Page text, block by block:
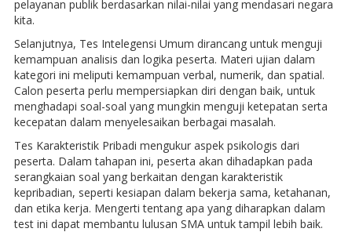
pelayanan publik berdasarkan nilai-nilai yang mendasari negara
kita.
Selanjutnya, Tes Intelegensi Umum dirancang untuk menguji
kemampuan analisis dan logika peserta. Materi ujian dalam
kategori ini meliputi kemampuan verbal, numerik, dan spatial.
Calon peserta perlu mempersiapkan diri dengan baik, untuk
menghadapi soal-soal yang mungkin menguji ketepatan serta
kecepatan dalam menyelesaikan berbagai masalah.
Tes Karakteristik Pribadi mengukur aspek psikologis dari
peserta. Dalam tahapan ini, peserta akan dihadapkan pada
serangkaian soal yang berkaitan dengan karakteristik
kepribadian, seperti kesiapan dalam bekerja sama, ketahanan,
dan etika kerja. Mengerti tentang apa yang diharapkan dalam
test ini dapat membantu lulusan SMA untuk tampil lebih baik.